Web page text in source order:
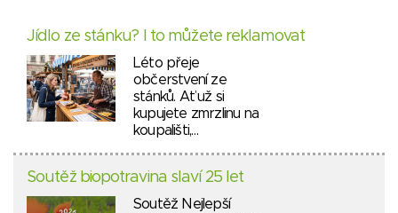
Jídlo ze stánku? I to můžete reklamovat
Léto přeje
občerstvení ze
stánků. Ať už si
kupujete zmrzlinu na
koupališti,…
Soutěž biopotravina slaví 25 let
Soutěž Nejlepší